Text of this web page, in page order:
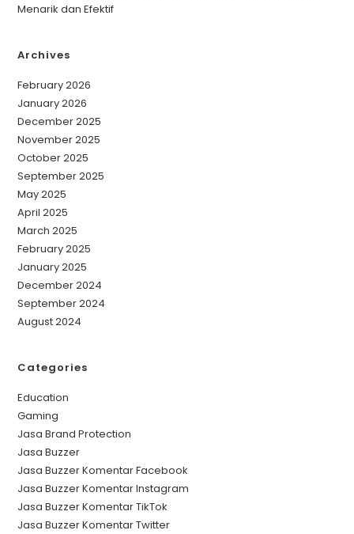
Menarik dan Efektif
Archives
February 2026
January 2026
December 2025
November 2025
October 2025
September 2025
May 2025
April 2025
March 2025
February 2025
January 2025
December 2024
September 2024
August 2024
Categories
Education
Gaming
Jasa Brand Protection
Jasa Buzzer
Jasa Buzzer Komentar Facebook
Jasa Buzzer Komentar Instagram
Jasa Buzzer Komentar TikTok
Jasa Buzzer Komentar Twitter